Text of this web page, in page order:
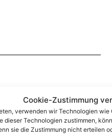
Cookie-Zustimmung
verwenden wir Technologien
dieser Technologien zustimmen,
sie die Zustimmung nicht erteilen